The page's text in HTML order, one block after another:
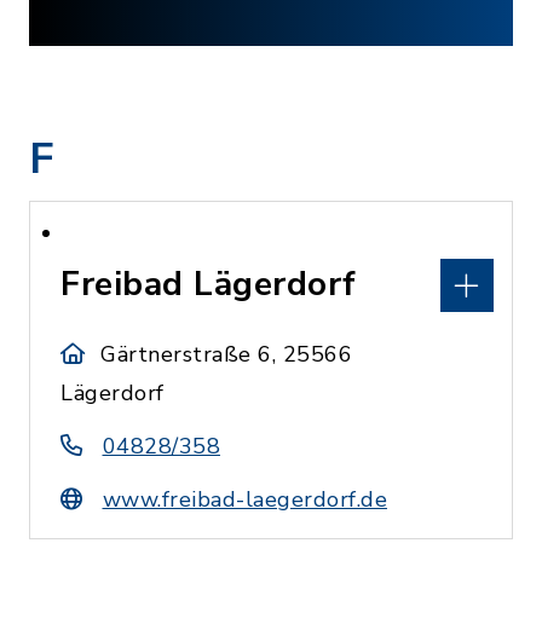
F
Freibad Lägerdorf
Gärtnerstraße 6, 25566
Lägerdorf
04828/358
www.freibad-laegerdorf.de